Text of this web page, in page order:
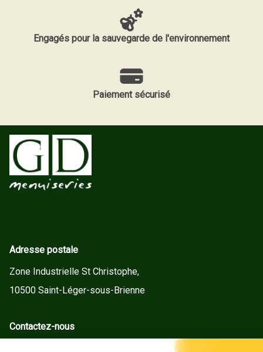
Engagés pour la sauvegarde de l'environnement
Paiement sécurisé
Adresse postale
Zone Industrielle St Christophe,
10500 Saint-Léger-sous-Brienne
Contactez-nous